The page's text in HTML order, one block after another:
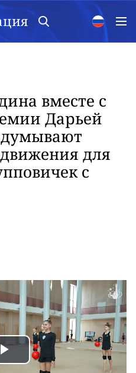
вместе с
Дарьей
для
с
Play